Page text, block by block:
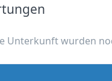
Unterkunft wurden